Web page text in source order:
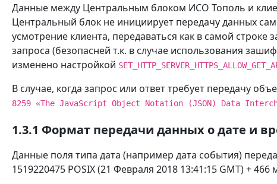
Данные между Центральным блоком ИСО Тополь и
Центральный блок не инициирует передачу данных
усмотрение клиента, передаваться как в самой
запроса (безопасней т.к. в случае использования
изменено настройкой
В случае, когда запрос или ответ требует передачу
8259 «The JavaScript Object Notation (JSON) Data
1.3.1 Формат передачи данных о дате и
Данные поля типа дата (например дата события)
1519220475 POSIX (21 Февраля 2018 13:41:15 GMT) +